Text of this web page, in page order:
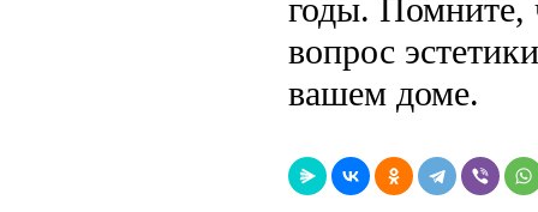
годы. Помните,
вопрос
вашем доме.